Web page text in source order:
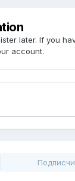
later. If you
account.